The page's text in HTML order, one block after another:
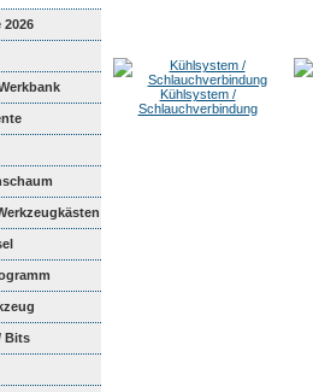
2026
Bits
Kühlsystem /
Schlauchverbindung